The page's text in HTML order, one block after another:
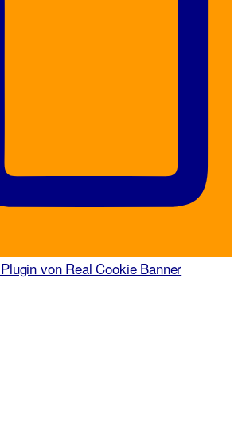
von Real Cookie Banner